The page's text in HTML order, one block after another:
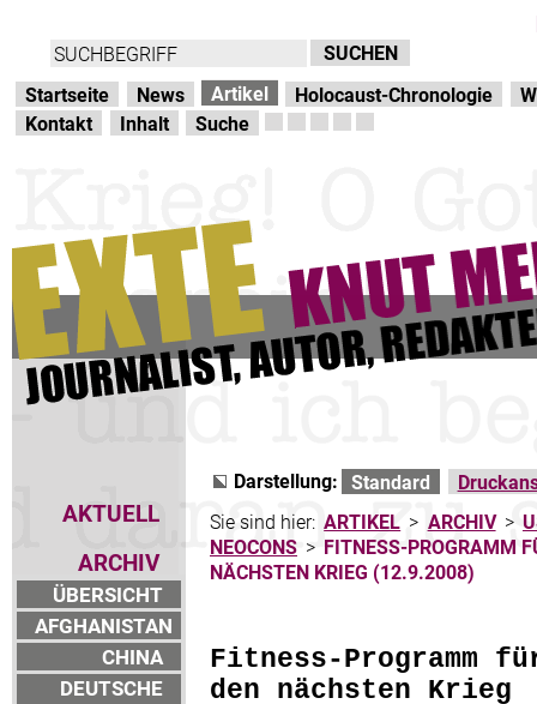
Startseite News Artikel Holocaust-Chronologie
Kontakt
Inhalt Suche
AKTUELL
ARCHIV
ÜBERSICHT
AFGHANISTAN
CHINA
DEUTSCHE
Darstellung: Standard
Sie sind hier: ARTIKEL > ARCHIV >
NEOCONS > FITNESS-PROGRAMM
NÄCHSTEN KRIEG (12.9.2008)
Fitness-Programm
den nächsten Krieg